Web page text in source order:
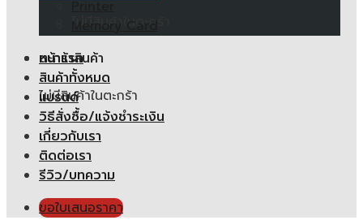
ไม่มีสินค้าในตะกร้า
ตะกร้าสินค้า
ไม่มีสินค้าในตะกร้า
Memory Card
หน้าแรก
สินค้าทั้งหมด
แบรนด์
วิธีสั่งซื้อ/แจ้งชำระเงิน
เกี่ยวกับเรา
ติดต่อเรา
รีวิว/บทความ
ขอใบเสนอราคา